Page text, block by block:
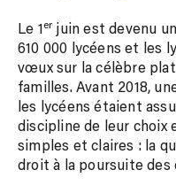
Le 1er juin est devenu
610 000 lycéens et les
vœux sur la célèbre
familles. Avant 2018,
les lycéens étaient
discipline de leur choix
simples et claires : la
droit à la poursuite des